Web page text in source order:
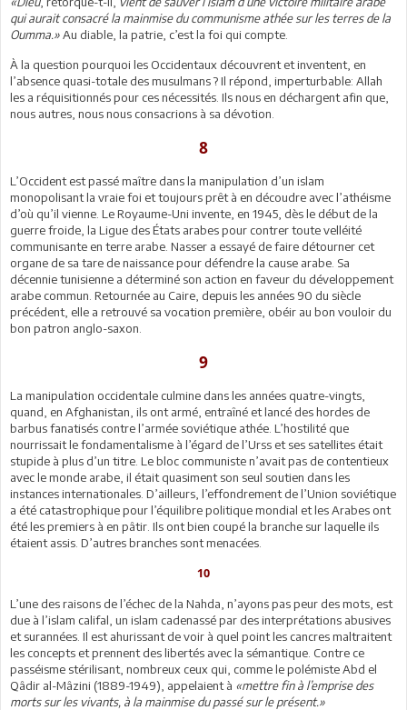
qui aurait consacré la mainmise du communisme athée sur les terres de la
Oumma.»Au diable, la patrie, c’est la foi qui compte.
À la question pourquoi les Occidentaux découvrent et inventent, en
l’absence quasi-totale des musulmans ? Il répond, imperturbable: Allah
les a réquisitionnés pour ces nécessités. Ils nous en déchargent afin que,
nous autres, nous nous consacrions à sa dévotion.
8
L’Occident est passé maître dans la manipulation d’un islam
monopolisant la vraie foi et toujours prêt à en découdre avec l’athéisme
d’où qu’il vienne. Le Royaume-Uni invente, en 1945, dès le début de la
guerre froide, la Ligue des États arabes pour contrer toute velléité
communisante en terre arabe. Nasser a essayé de faire détourner cet
organe de sa tare de naissance pour défendre la cause arabe. Sa
décennie tunisienne a déterminé son action en faveur du développement
arabe commun. Retournée au Caire, depuis les années 90 du siècle
précédent, elle a retrouvé sa vocation première, obéir au bon vouloir du
bon patron anglo-saxon.
9
La manipulation occidentale culmine dans les années quatre-vingts,
quand, en Afghanistan, ils ont armé, entraîné et lancé des hordes de
barbus fanatisés contre l’armée soviétique athée. L’hostilité que
nourrissait le fondamentalisme à l’égard de l’Urss et ses satellites était
stupide à plus d’un titre. Le bloc communiste n’avait pas de contentieux
avec le monde arabe, il était quasiment son seul soutien dans les
instances internationales. D’ailleurs, l’effondrement de l’Union soviétique
a été catastrophique pour l’équilibre politique mondial et les Arabes ont
été les premiers à en pâtir. Ils ont bien coupé la branche sur laquelle ils
étaient assis. D’autres branches sont menacées.
10
L’une des raisons de l’échec de la Nahda, n’ayons pas peur des mots, est
due à l’islam califal, un islam cadenassé par des interprétations abusives
et surannées. Il est ahurissant de voir à quel point les cancres maltraitent
les concepts et prennent des libertés avec la sémantique. Contre ce
passéisme stérilisant, nombreux ceux qui, comme le polémiste Abd el
Qâdir al-Mâzini (1889-1949), appelaient à «mettre fin à l’emprise des
morts sur les vivants, à la mainmise du passé sur le présent.»